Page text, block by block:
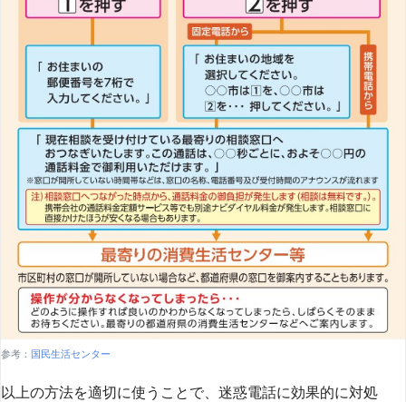
参考： 国民生活センター
以上の方法を適切に使うことで、迷惑電話に効果的に対処